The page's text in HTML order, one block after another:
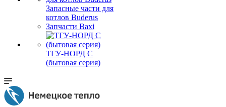
Запасные части для
котлов Buderus
Запчасти Baxi
ТГУ-НОРД С
(бытовая серия)